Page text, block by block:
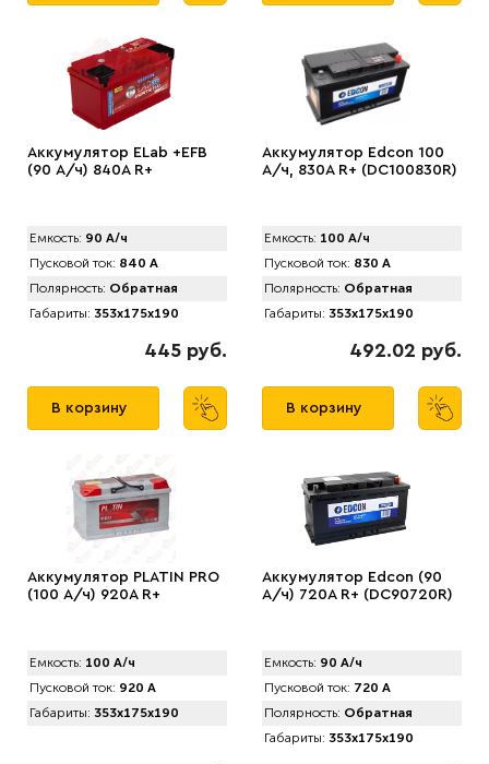
Аккумулятор ELab +EFB
(90 А/ч) 840A R+
Емкость: 90 А/ч
Пусковой ток: 840 А
Полярность: Обратная
Габариты: 353x175x190
445 руб.
В корзину
Аккумулятор Edcon 100
А/ч, 830A R+ (DC100830R)
Емкость: 100 А/ч
Пусковой ток: 830 А
Полярность: Обратная
Габариты: 353x175x190
492.02 руб.
В корзину
Аккумулятор PLATIN PRO
(100 А/ч) 920A R+
Емкость: 100 А/ч
Пусковой ток: 920 А
Габариты: 353x175x190
Аккумулятор Edcon (90
А/ч) 720A R+ (DC90720R)
Емкость: 90 А/ч
Пусковой ток: 720 А
Полярность: Обратная
Габариты: 353x175x190